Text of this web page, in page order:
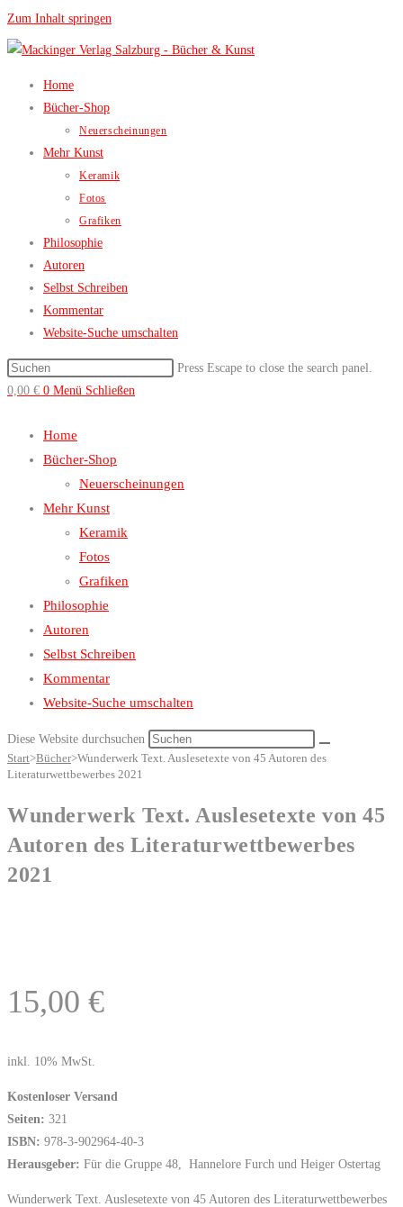
Zum Inhalt springen
Home
Bücher-Shop
Neuerscheinungen
Mehr Kunst
Keramik
Fotos
Grafiken
Philosophie
Autoren
Selbst Schreiben
Kommentar
Website-Suche umschalten
Press Escape to close the search panel.
0,00 € 0 Menü Schließen
Home
Bücher-Shop
Neuerscheinungen
Mehr Kunst
Keramik
Fotos
Grafiken
Philosophie
Autoren
Selbst Schreiben
Kommentar
Website-Suche umschalten
Diese Website durchsuchen
Start>Bücher>Wunderwerk Text. Auslesetexte von 45 Autoren des
Literaturwettbewerbes 2021
Wunderwerk Text. Auslesetexte von 45
Autoren des Literaturwettbewerbes
2021
15,00 €
inkl. 10% MwSt.
Kostenloser Versand
Seiten: 321
ISBN: 978-3-902964-40-3
Herausgeber: Für die Gruppe 48, Hannelore Furch und Heiger Ostertag
Wunderwerk Text. Auslesetexte von 45 Autoren des Literaturwettbewerbes